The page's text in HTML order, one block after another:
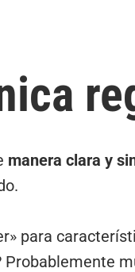
manera clara y
para